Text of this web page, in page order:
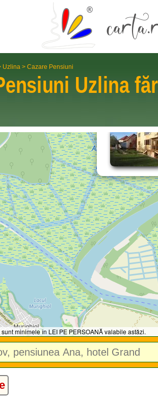
Uzlina > Cazare Pensiuni
Uzlina
minimele în LEI PE PERSOANĂ valabile astăzi.